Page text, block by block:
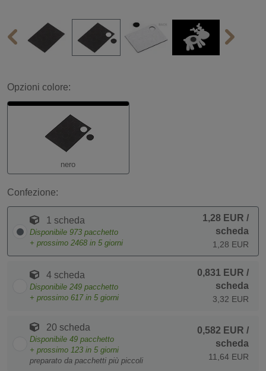
Opzioni colore:
nero
Confezione:
1 scheda
Disponibile 973 pacchetto
+ prossimo 2468 in 5 giorni
1,28 EUR /
scheda
1,28 EUR
4 scheda
Disponibile 249 pacchetto
+ prossimo 617in 5 giorni
0,831 EUR /
scheda
3,32 EUR
20 scheda
Disponibile 49 pacchetto
+ prossimo 123 in 5 giorni
preparato da pacchetti più piccoli
0,582 EUR /
scheda
11,64 EUR